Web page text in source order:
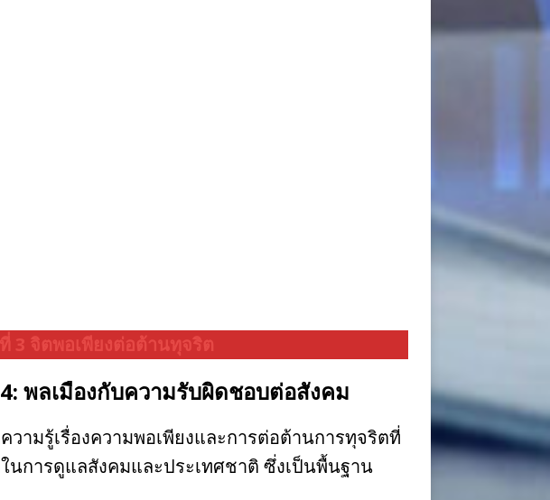
3 จิตพอเพียงต่อต้านทุจริต
พลเมืองกับความรับผิดชอบต่อสังคม
วามรู้เรื่องความพอเพียงและการต่อต้านการทุจริตที่
การดูแลสังคมและประเทศชาติ ซึ่งเป็นพื้นฐาน